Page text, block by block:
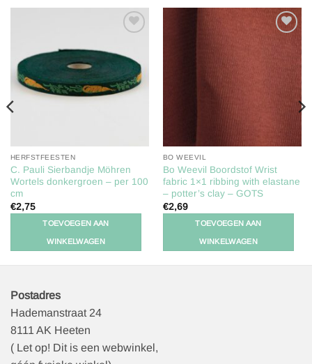
aan
verlanglijst
HERFSTFEESTEN
C. Pauli Sierbandje Möhren
Wortels donkergroen – per 100
cm
€2,75
TOEVOEGEN AAN
WINKELWAGEN
Toevoegen
verlanglijst
BO WEEVIL
Bo Weevil Boordstof Wrist
fabric 1×1 ribbing with elastane
– potter’s clay – GOTS
€2,69
TOEVOEGEN AAN
WINKELWAGEN
Postadres
Hademanstraat 24
8111 AK Heeten
( Let op! Dit is een webwinkel,